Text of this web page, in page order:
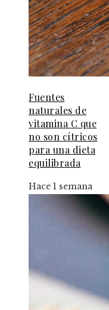
Fuentes
naturales de
vitamina C que
no son cítricos
para una dieta
equilibrada
Hace 1 semana